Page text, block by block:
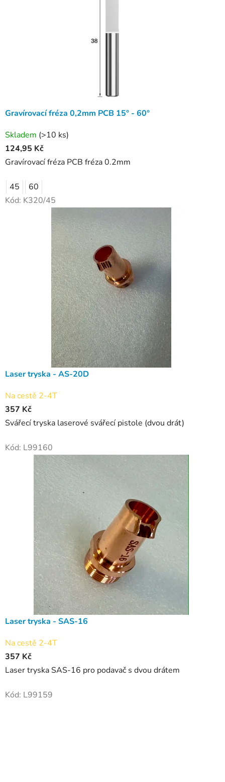
Gravírovací fréza 0,2mm PCB 15° - 60°
Skladem (>10 ks)
124,95 Kč
Gravírovací fréza PCB fréza 0.2mm
45
60
Kód: K320/45
Laser tryska - AS-20D
Na cestě 2-4T
357 Kč
Svářecí tryska laserové svářecí pistole (dvou drát)
Kód: L99160
Laser tryska - SAS-16
Na cestě 2-4T
357 Kč
Laser tryska SAS-16 pro podavač s dvou drátem
Kód: L99159